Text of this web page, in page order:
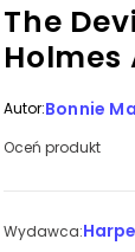
The
Holmes
Autor:Bonnie
Oceń produkt
Wydawca: